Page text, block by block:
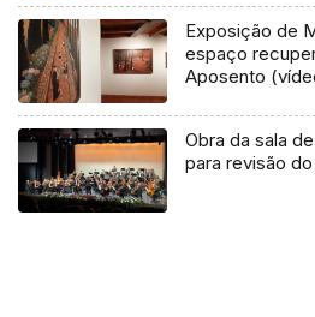
Exposição de
espaço
Aposento
Obra da sala
para revisão